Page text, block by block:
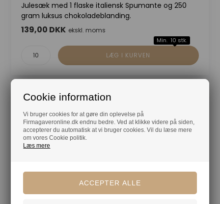
Cookie information
Vi bruger cookies for at gøre din oplevelse på
Firmagaveronline.dk endnu bedre. Ved at klikke videre på siden,
accepterer du automatisk at vi bruger cookies. Vil du læse mere
om vores Cookie politik.
Læs mere
Julesæk med 1 flaske italiensk Spumante og 250
gram luksus chokoladeblanding.
139,00 DKK ekskl. moms
Min. 10 stk.